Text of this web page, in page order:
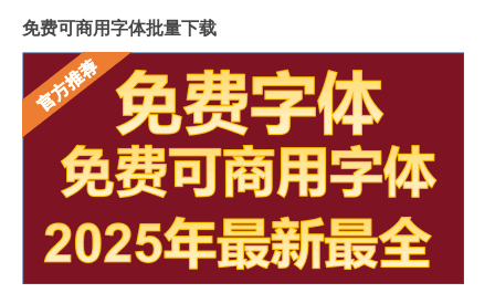
免费可商用字体批量下载